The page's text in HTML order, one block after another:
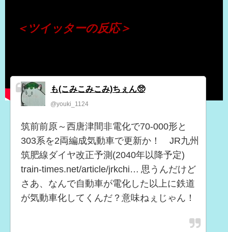
＜ツイッターの反応＞
も(こみこみこみ)ちぇん🥺
@youki_1124
筑前前原～西唐津間非電化で70-000形と
303系を2両編成気動車で更新か！ JR九州
筑肥線ダイヤ改正予測(2040年以降予定)
train-times.net/article/jrkchi… 思うんだけど
さあ、なんで自動車が電化した以上に鉄道
が気動車化してくんだ？意味ねぇじゃん！